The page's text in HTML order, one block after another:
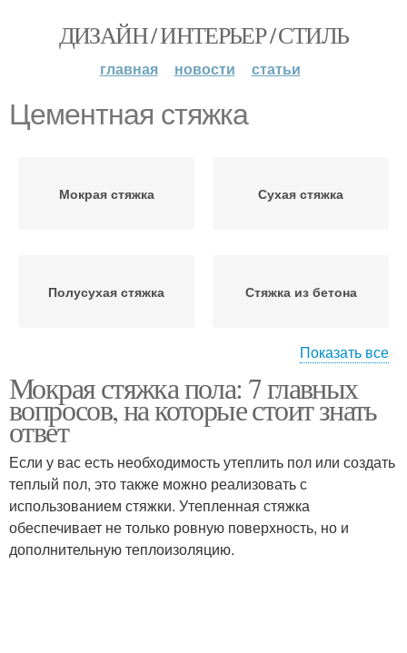
ДИЗАЙН / ИНТЕРЬЕР / СТИЛЬ
главная новости статьи
Цементная стяжка
Мокрая стяжка Сухая стяжка
Полусухая стяжка Стяжка из бетона
Руководство по стяжке Раствор для стяжки
Армирования в стяжке
Показать все
Мокрая стяжка пола: 7 главных
вопросов, на которые стоит знать
ответ
Если у вас есть необходимость утеплить пол или создать
теплый пол, это также можно реализовать с
использованием стяжки. Утепленная стяжка
обеспечивает не только ровную поверхность, но и
дополнительную теплоизоляцию.